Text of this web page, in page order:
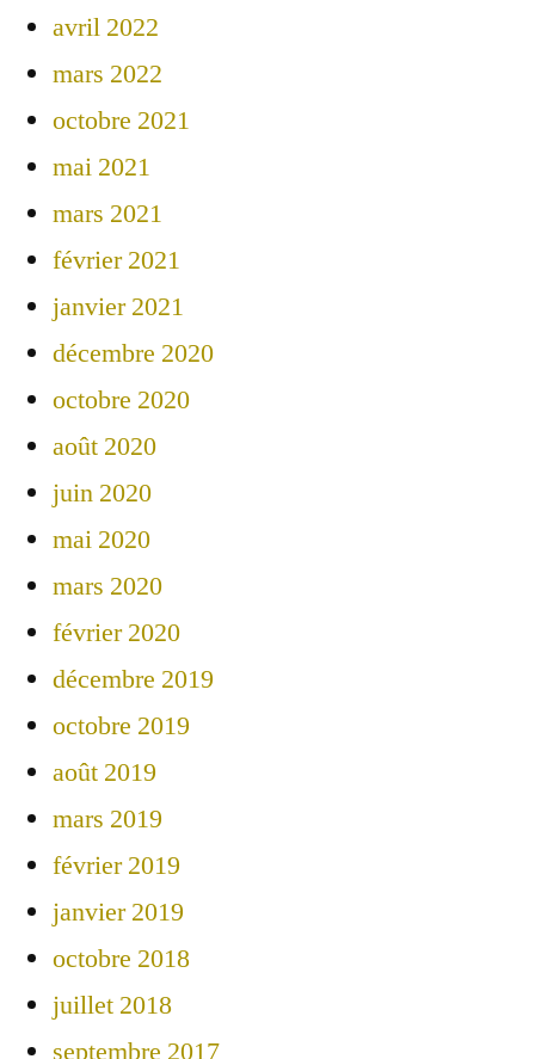
avril 2022
mars 2022
octobre 2021
mai 2021
mars 2021
février 2021
janvier 2021
décembre 2020
octobre 2020
août 2020
juin 2020
mai 2020
mars 2020
février 2020
décembre 2019
octobre 2019
août 2019
mars 2019
février 2019
janvier 2019
octobre 2018
juillet 2018
septembre 2017